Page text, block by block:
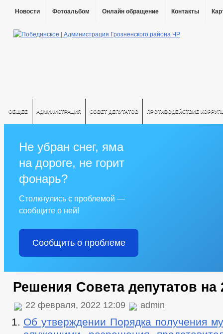
Новости Фотоальбом Онлайн обращение Контакты
ОБЩЕЕ АДМИНИСТРАЦИЯ СОВЕТ ДЕПУТАТОВ ПРОТИВОДЕЙСТВИЕ
Не убран снег, яма
на дороге, не горит
фонарь?
Столкнулись с проблемой —
сообщите о ней!
Сообщить о проблеме
Решения Совета депутатов на
22 февраля, 2022 12:09 admin
Об утверждении Порядка получения